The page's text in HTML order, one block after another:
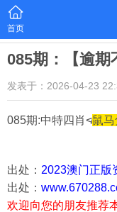
首页
085期：【逾期
发表于：2026-04-23
085期:中特四肖≮鼠
出处： 2023澳门正版
出处：
欢迎向您的朋友推荐